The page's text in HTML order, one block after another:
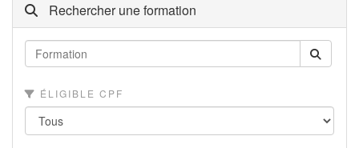
Rechercher une formation
ÉLIGIBLE CPF